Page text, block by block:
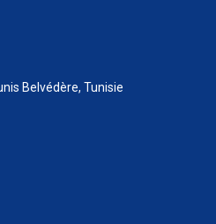
Belvédère, Tunisie